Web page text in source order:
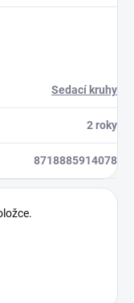
Sedací kruhy
2 roky
8718885914078